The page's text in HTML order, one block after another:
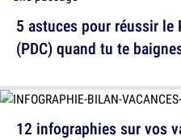
5 astuces pour réussir le
(PDC) quand tu te
12 infographies sur vos